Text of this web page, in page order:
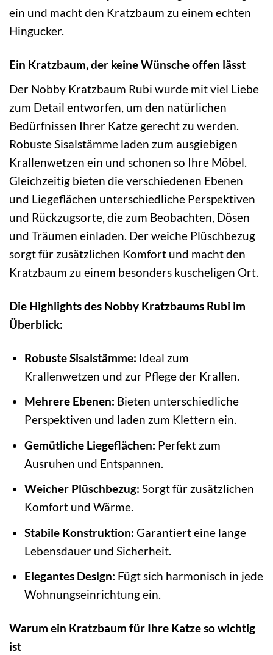
ein und macht den Kratzbaum zu einem echten
Hingucker.
Ein Kratzbaum, der keine Wünsche offen lässt
Der Nobby Kratzbaum Rubi wurde mit viel Liebe
zum Detail entworfen, um den natürlichen
Bedürfnissen Ihrer Katze gerecht zu werden.
Robuste Sisalstämme laden zum ausgiebigen
Krallenwetzen ein und schonen so Ihre Möbel.
Gleichzeitig bieten die verschiedenen Ebenen
und Liegeflächen unterschiedliche Perspektiven
und Rückzugsorte, die zum Beobachten, Dösen
und Träumen einladen. Der weiche Plüschbezug
sorgt für zusätzlichen Komfort und macht den
Kratzbaum zu einem besonders kuscheligen Ort.
Die Highlights des Nobby Kratzbaums Rubi im
Überblick:
Robuste Sisalstämme: Ideal zum
Krallenwetzen und zur Pflege der Krallen.
Mehrere Ebenen: Bieten unterschiedliche
Perspektiven und laden zum Klettern ein.
Gemütliche Liegeflächen: Perfekt zum
Ausruhen und Entspannen.
Weicher Plüschbezug: Sorgt für zusätzlichen
Komfort und Wärme.
Stabile Konstruktion: Garantiert eine lange
Lebensdauer und Sicherheit.
Elegantes Design: Fügt sich harmonisch in jede
Wohnungseinrichtung ein.
Warum ein Kratzbaum für Ihre Katze so wichtig
ist